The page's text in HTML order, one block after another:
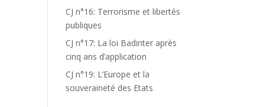
CJ n°16: Terrorisme et libertés
publiques
CJ n°17: La loi Badinter après
cinq ans d’application
CJ n°19: L’Europe et la
souveraineté des Etats